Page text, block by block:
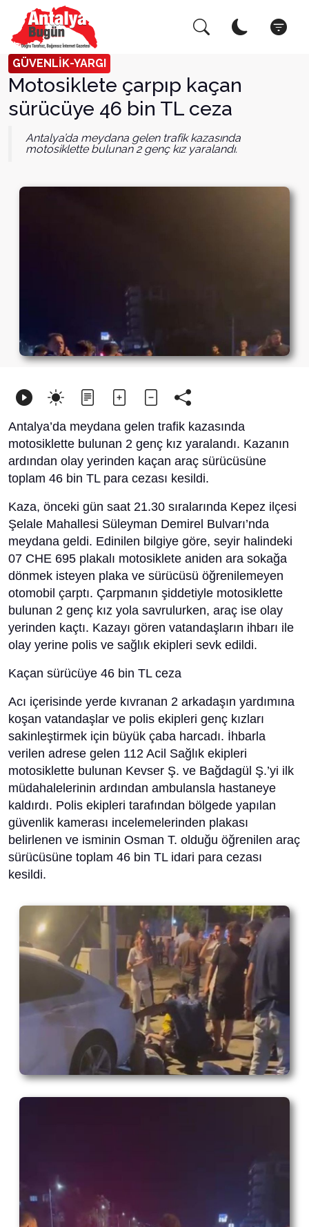
GÜVENLİK-YARGI
Motosiklete çarpıp kaçan
sürücüye 46 bin TL ceza
Antalya’da meydana gelen trafik kazasında
motosiklette bulunan 2 genç kız yaralandı.
Antalya’da meydana gelen trafik kazasında
motosiklette bulunan 2 genç kız yaralandı. Kazanın
ardından olay yerinden kaçan araç sürücüsüne
toplam 46 bin TL para cezası kesildi.
Kaza, önceki gün saat 21.30 sıralarında Kepez ilçesi
Şelale Mahallesi Süleyman Demirel Bulvarı’nda
meydana geldi. Edinilen bilgiye göre, seyir halindeki
07 CHE 695 plakalı motosiklete aniden ara sokağa
dönmek isteyen plaka ve sürücüsü öğrenilemeyen
otomobil çarptı. Çarpmanın şiddetiyle motosiklette
bulunan 2 genç kız yola savrulurken, araç ise olay
yerinden kaçtı. Kazayı gören vatandaşların ihbarı ile
olay yerine polis ve sağlık ekipleri sevk edildi.
Kaçan sürücüye 46 bin TL ceza
Acı içerisinde yerde kıvranan 2 arkadaşın yardımına
koşan vatandaşlar ve polis ekipleri genç kızları
sakinleştirmek için büyük çaba harcadı. İhbarla
verilen adrese gelen 112 Acil Sağlık ekipleri
motosiklette bulunan Kevser Ş. ve Bağdagül Ş.’yi ilk
müdahalelerinin ardından ambulansla hastaneye
kaldırdı. Polis ekipleri tarafından bölgede yapılan
güvenlik kamerası incelemelerinden plakası
belirlenen ve isminin Osman T. olduğu öğrenilen araç
sürücüsüne toplam 46 bin TL idari para cezası
kesildi.
Arama Yap! Kapat